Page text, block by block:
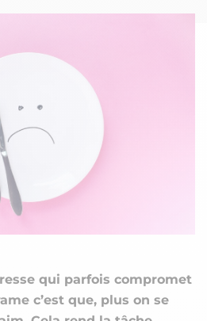
qui parfois compromet
c’est que, plus on se